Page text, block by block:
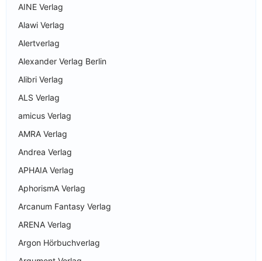
AINE Verlag
Alawi Verlag
Alertverlag
Alexander Verlag Berlin
Alibri Verlag
ALS Verlag
amicus Verlag
AMRA Verlag
Andrea Verlag
APHAIA Verlag
AphorismA Verlag
Arcanum Fantasy Verlag
ARENA Verlag
Argon Hörbuchverlag